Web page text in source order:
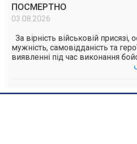
ПОСМЕРТНО
03.08.2026
За вірність військовій присязі,
мужність, самовідданість та
виявленні під час виконання